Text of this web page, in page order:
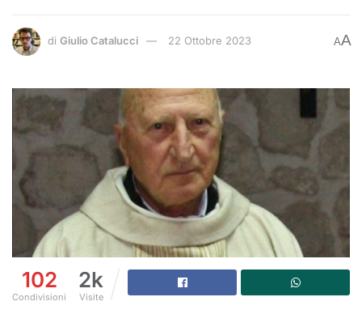
di Giulio Catalucci 22 Ottobre 2023 AA
102
Condivisioni
2k
Visite